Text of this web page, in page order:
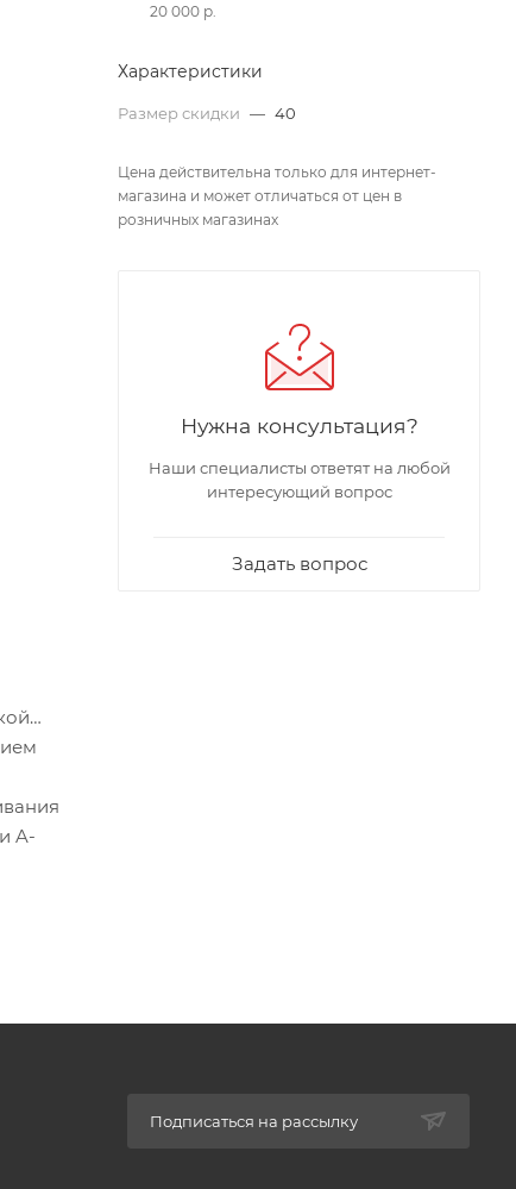
A-
20 000 р.
Характеристики
Размер скидки — 40
Цена действительна только для интернет-
магазина и может отличаться от цен в
розничных магазинах
Нужна консультация?
Наши специалисты ответят на любой
интересующий вопрос
Задать вопрос
Подписаться на рассылку